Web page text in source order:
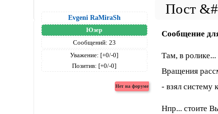
Evgeni RaMiraSh
Юзер
Сообщений: 23
Уважение: [+0/-0]
Позитив: [+0/-0]
Сообщение
Там, в
Вращения
- взял систему
Нпр... стоите